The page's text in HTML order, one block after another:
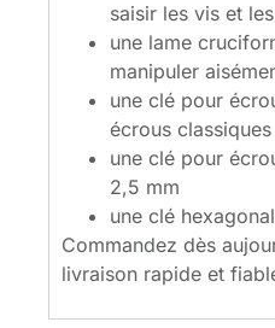
saisir les vis et
une lame
manipuler
une clé pour
écrous classiques
une clé pour
2,5 mm
une clé
Commandez dès
livraison rapide et